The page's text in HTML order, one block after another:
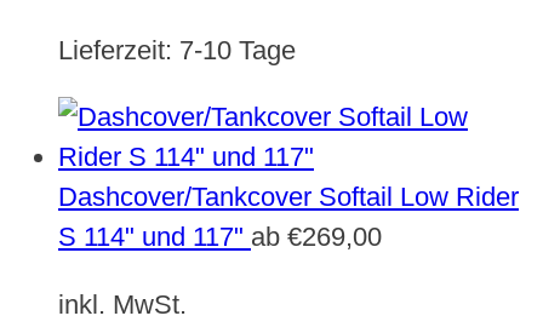
Lieferzeit: 7-10 Tage
Dashcover/Tankcover Softail Low Rider
S 114" und 117" ab €269,00
inkl. MwSt.